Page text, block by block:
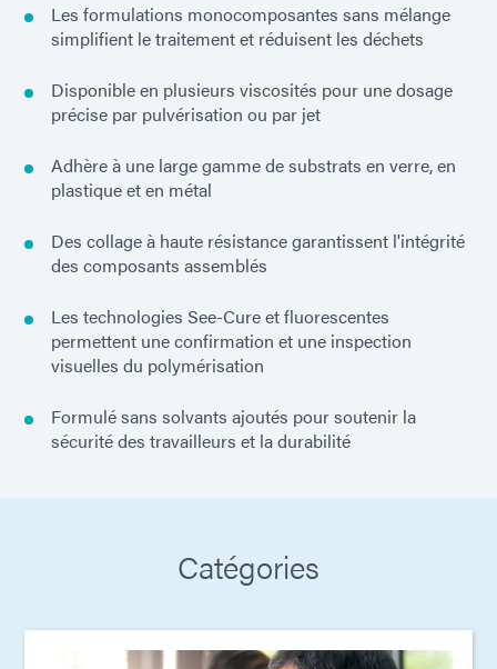
Les formulations monocomposantes sans mélange
simplifient le traitement et réduisent les déchets
Disponible en plusieurs viscosités pour une dosage
précise par pulvérisation ou par jet
Adhère à une large gamme de substrats en verre, en
plastique et en métal
Des collage à haute résistance garantissent l'intégrité
des composants assemblés
Les technologies See-Cure et fluorescentes
permettent une confirmation et une inspection
visuelles du polymérisation
Formulé sans solvants ajoutés pour soutenir la
sécurité des travailleurs et la durabilité
Catégories